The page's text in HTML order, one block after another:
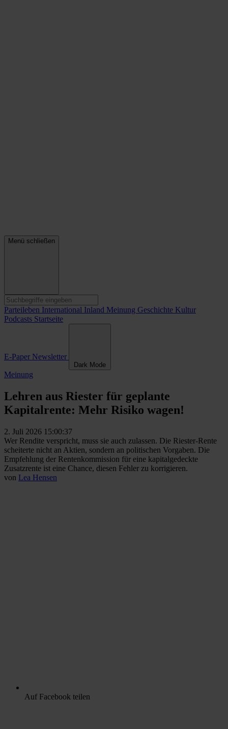
Menü schließen
Parteileben International Inland Meinung Geschichte Kultur
Podcasts Startseite
E-Paper Newsletter
Dark Mode
Meinung
Lehren aus Riester für geplante
Kapitalrente: Mehr Risiko wagen!
2. Juli 2026 15:00:37
Wer Rendite verspricht, muss sie auch zulassen. Die Riester-Rente
scheiterte nicht an Aktien, sondern an politischen Vorgaben. Die
Empfehlung der Rentenkommission für eine kapitalgedeckte
Zusatzrente ist eine Chance, diesen Fehler zu korrigieren.
von Lea Hensen
Auf Facebook teilen